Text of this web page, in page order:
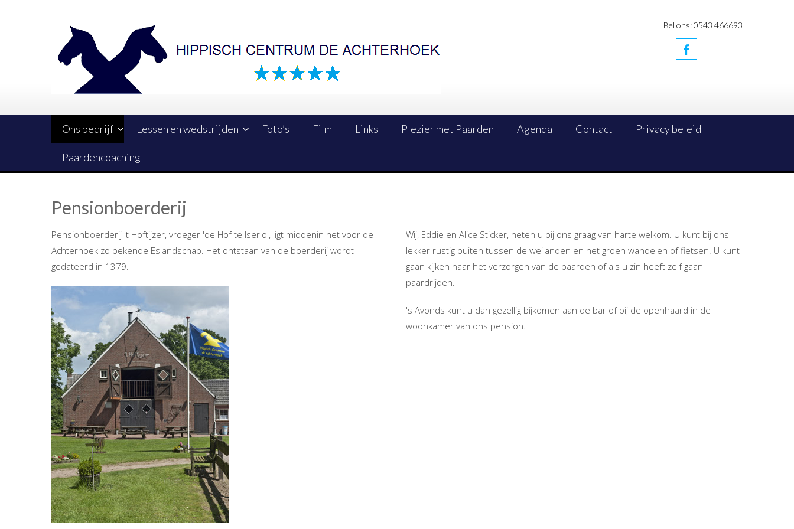
Bel ons: 0543 466693
Ons bedrijf Lessen en wedstrijden Foto’s Film Links Plezier met Paarden Agenda Contact Privacy beleid
Paardencoaching
Pensionboerderij
Pensionboerderij 't Hoftijzer, vroeger 'de Hof te Iserlo', ligt middenin het voor de
Achterhoek zo bekende Eslandschap. Het ontstaan van de boerderij wordt
gedateerd in 1379.
Wij, Eddie en Alice Sticker, heten u bij ons graag van harte welkom. U kunt bij ons
lekker rustig buiten tussen de weilanden en het groen wandelen of fietsen. U kunt
gaan kijken naar het verzorgen van de paarden of als u zin heeft zelf gaan
paardrijden.
's Avonds kunt u dan gezellig bijkomen aan de bar of bij de openhaard in de
woonkamer van ons pension.